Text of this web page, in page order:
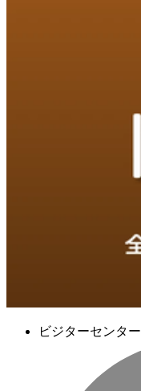
ビジターセンター